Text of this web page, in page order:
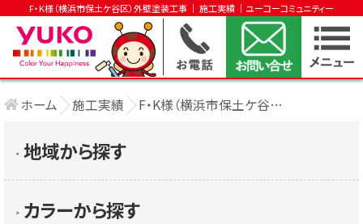
F・K様（横浜市保土ケ谷区）外壁塗装工事 │ 施工実績 │ユーコーコミュニティー
ホーム 施工実績 F・K様（横浜市保土ケ谷区）外壁塗装工事
▶︎ カラーから探す
▶︎ 地域から探す